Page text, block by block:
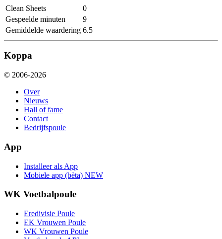
Clean Sheets
0
Gespeelde minuten
9
Gemiddelde waardering 6.5
Koppa
© 2006-2026
Over
Nieuws
Hall of fame
Contact
Bedrijfspoule
App
Installeer als App
Mobiele app (bèta) NEW
WK Voetbalpoule
Eredivisie Poule
EK Vrouwen Poule
WK Vrouwen Poule